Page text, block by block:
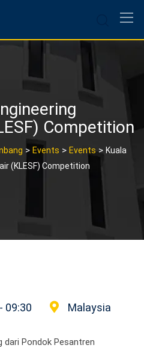
Competition
> Events > Events > Kuala
(KLESF) Competition
09:30 Malaysia
dari Pondok Pesantren